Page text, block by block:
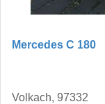
Mercedes C 180
Volkach, 97332